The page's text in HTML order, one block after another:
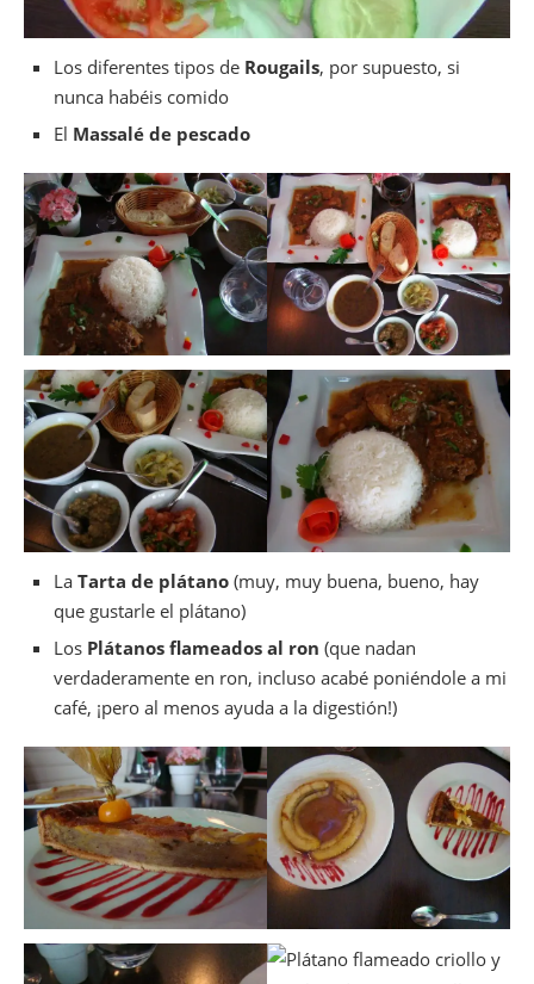
Los diferentes tipos de Rougails, por supuesto, si
nunca habéis comido
El Massalé de pescado
La Tarta de plátano (muy, muy buena, bueno, hay
que gustarle el plátano)
Los Plátanos flameados al ron (que nadan
verdaderamente en ron, incluso acabé poniéndole a mi
café, ¡pero al menos ayuda a la digestión!)